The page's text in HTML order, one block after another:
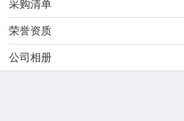
采购清单
荣誉资质
公司相册